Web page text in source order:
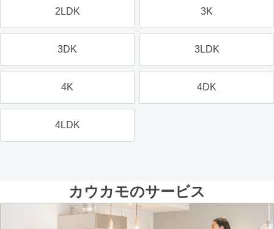
2LDK 3K
3DK 3LDK
4K 4DK
4LDK
カウカモのサービス